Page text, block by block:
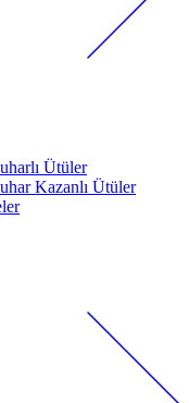
Ütüler
Kazanlı Ütüler